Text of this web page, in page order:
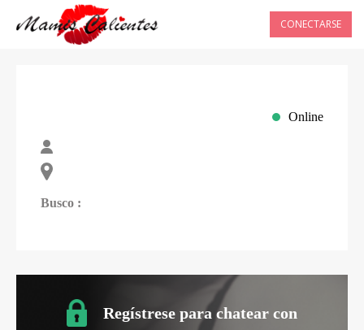
CONECTARSE
Online
Busco :
Regístrese para chatear con